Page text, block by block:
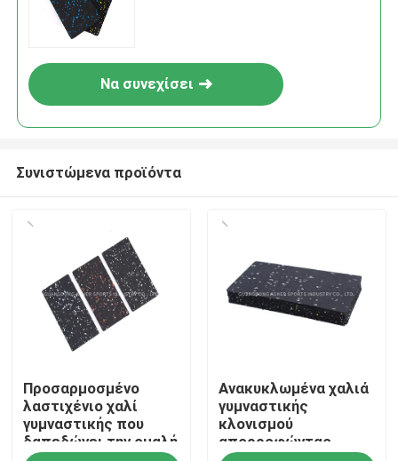
Αρχική
Προϊόντα
Βίντεο
Να συνεχίσει
Συνιστώμενα προϊόντα
Προσαρμοσμένο
λαστιχένιο χαλί
γυμναστικής που
δαπεδώνει την ομαλή
Ανακυκλωμένα χαλιά
γυμναστικής
κλονισμού
απορροφώντας,